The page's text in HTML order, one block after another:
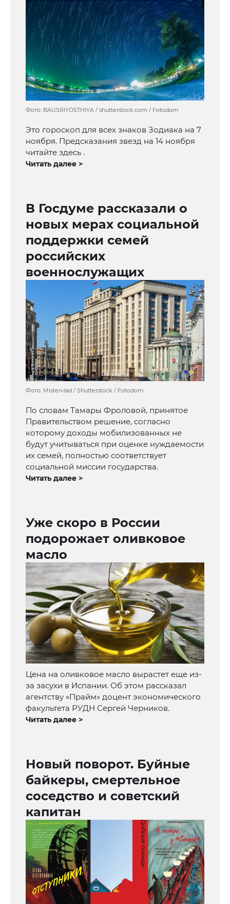
Фото: BAUSRIYOSTHIYA / shutterstock.com / Fotodom
Это гороскоп для всех знаков Зодиака на 7
ноября. Предсказания звезд на 14 ноября
читайте здесь .
Читать далее >
В Госдуме рассказали о
новых мерах социальной
поддержки семей
российских
военнослужащих
Фото: Mistervlad / Shutterstock / Fotodom
По словам Тамары Фроловой, принятое
Правительством решение, согласно
которому доходы мобилизованных не
будут учитываться при оценке нуждаемости
их семей, полностью соответствует
социальной миссии государства.
Читать далее >
Уже скоро в России
подорожает оливковое
масло
Цена на оливковое масло вырастет еще из-
за засухи в Испании. Об этом рассказал
агентству «Прайм» доцент экономического
факультета РУДН Сергей Черников.
Читать далее >
Новый поворот. Буйные
байкеры, смертельное
соседство и советский
капитан